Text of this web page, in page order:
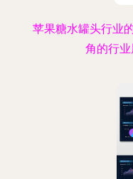
苹果糖水罐头行业
角的行